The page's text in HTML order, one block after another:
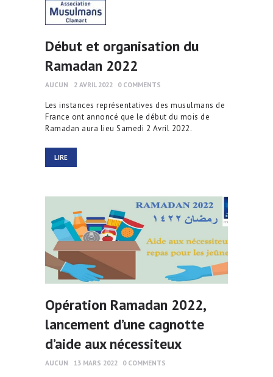
Début et organisation du
Ramadan 2022
AUCUN 2 AVRIL 2022 0 COMMENTS
Les instances représentatives des musulmans de
France ont annoncé que le début du mois de
Ramadan aura lieu Samedi 2 Avril 2022.
LIRE
Opération Ramadan 2022,
lancement d’une cagnotte
d’aide aux nécessiteux
AUCUN 13 MARS 2022 0 COMMENTS